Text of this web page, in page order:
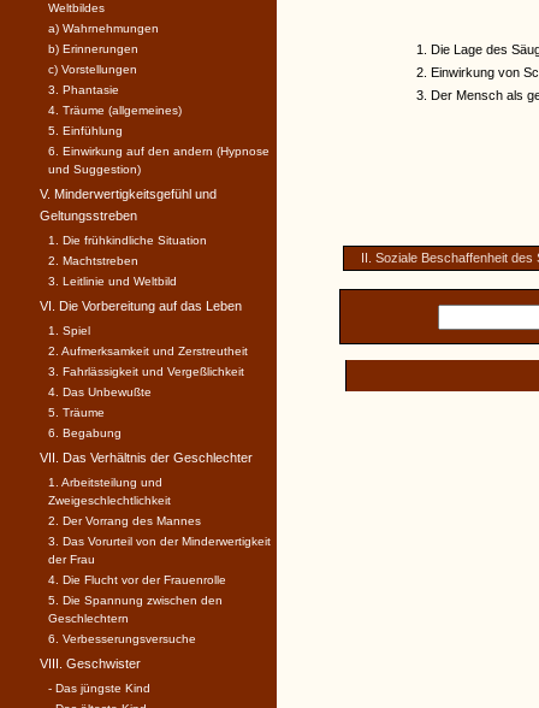
1. Die Lage des
2. Einwirkung von
3. Der Mensch als
II. Soziale Beschaffenheit des
Weltbildes
a) Wahrnehmungen
b) Erinnerungen
c) Vorstellungen
3. Phantasie
4. Träume (allgemeines)
5. Einfühlung
6. Einwirkung auf den andern (Hypnose
und Suggestion)
V. Minderwertigkeitsgefühl und
Geltungsstreben
1. Die frühkindliche Situation
2. Machtstreben
3. Leitlinie und Weltbild
VI. Die Vorbereitung auf das Leben
1. Spiel
2. Aufmerksamkeit und Zerstreutheit
3. Fahrlässigkeit und Vergeßlichkeit
4. Das Unbewußte
5. Träume
6. Begabung
VII. Das Verhältnis der Geschlechter
1. Arbeitsteilung und
Zweigeschlechtlichkeit
2. Der Vorrang des Mannes
3. Das Vorurteil von der Minderwertigkeit
der Frau
4. Die Flucht vor der Frauenrolle
5. Die Spannung zwischen den
Geschlechtern
6. Verbesserungsversuche
VIII. Geschwister
- Das jüngste Kind